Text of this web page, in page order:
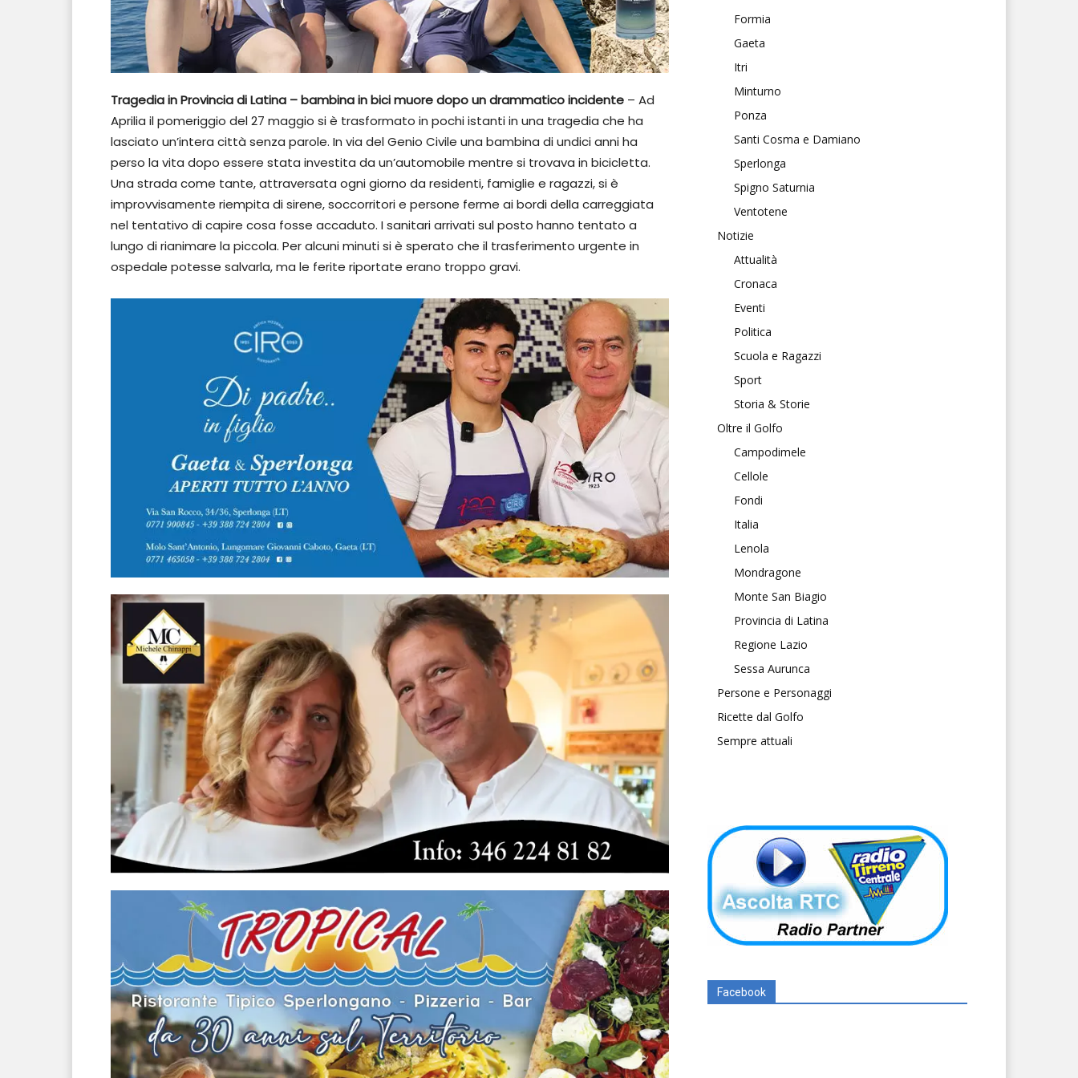
Tragedia in Provincia di Latina – bambina in bici muore dopo un drammatico incidente – Ad
Aprilia il pomeriggio del 27 maggio si è trasformato in pochi istanti in una tragedia che ha
lasciato un’intera città senza parole. In via del Genio Civile una bambina di undici anni ha
perso la vita dopo essere stata investita da un’automobile mentre si trovava in bicicletta.
Una strada come tante, attraversata ogni giorno da residenti, famiglie e ragazzi, si è
improvvisamente riempita di sirene, soccorritori e persone ferme ai bordi della carreggiata
nel tentativo di capire cosa fosse accaduto. I sanitari arrivati sul posto hanno tentato a
lungo di rianimare la piccola. Per alcuni minuti si è sperato che il trasferimento urgente in
ospedale potesse salvarla, ma le ferite riportate erano troppo gravi.
Formia
Gaeta
Itri
Minturno
Ponza
Santi Cosma e Damiano
Sperlonga
Spigno Saturnia
Ventotene
Notizie
Attualità
Cronaca
Eventi
Politica
Scuola e Ragazzi
Sport
Storia & Storie
Oltre il Golfo
Campodimele
Cellole
Fondi
Italia
Lenola
Mondragone
Monte San Biagio
Provincia di Latina
Regione Lazio
Sessa Aurunca
Persone e Personaggi
Ricette dal Golfo
Sempre attuali
Facebook